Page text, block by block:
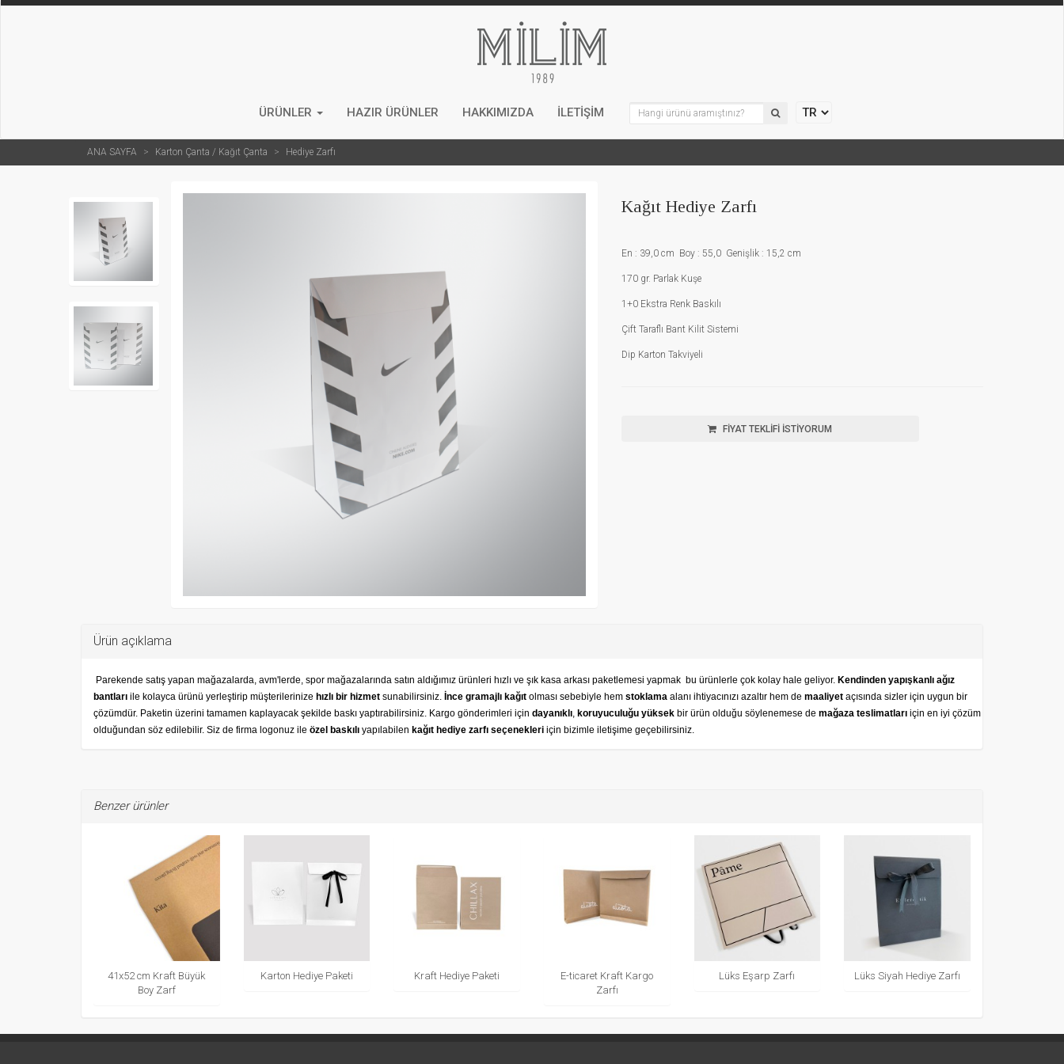
ÜRÜNLER HAZIR ÜRÜNLER HAKKIMIZDA İLETİŞİM
ANA SAYFA Karton Çanta / Kağıt Çanta Hediye Zarfı
Kağıt Hediye Zarfı
En : 39,0 cm Boy : 55,0 Genişlik : 15,2 cm
170 gr. Parlak Kuşe
1+0 Ekstra Renk Baskılı
Çift Taraflı Bant Kilit Sistemi
Dip Karton Takviyeli
FİYAT TEKLİFİ İSTİYORUM
Ürün açıklama
Parekende satış yapan mağazalarda, avm'lerde, spor mağazalarında satın aldığımız ürünleri hızlı ve şık kasa arkası paketlemesi yapmak bu ürünlerle çok kolay hale geliyor. Kendinden yapışkanlı ağız
bantları ile kolayca ürünü yerleştirip müşterilerinize hızlı bir hizmet sunabilirsiniz. İnce gramajlı kağıt olması sebebiyle hem stoklama alanı ihtiyacınızı azaltır hem de maaliyet açısında sizler için uygun bir
çözümdür. Paketin üzerini tamamen kaplayacak şekilde baskı yaptırabilirsiniz. Kargo gönderimleri için dayanıklı koruyuculuğu yüksek bir ürün olduğu söylenemese de mağaza teslimatları için en iyi çözüm
olduğundan söz edilebilir. Siz de firma logonuz ile özel baskılı yapılabilen kağıt hediye zarfı seçenekleri için bizimle iletişime geçebilirsiniz.
Benzer ürünler
41x52 cm Kraft Büyük
Boy Zarf
Karton Hediye Paketi Kraft Hediye Paketi
E-ticaret Kraft Kargo
Zarfı
Lüks Eşarp Zarfı Lüks Siyah Hediye Zarfı